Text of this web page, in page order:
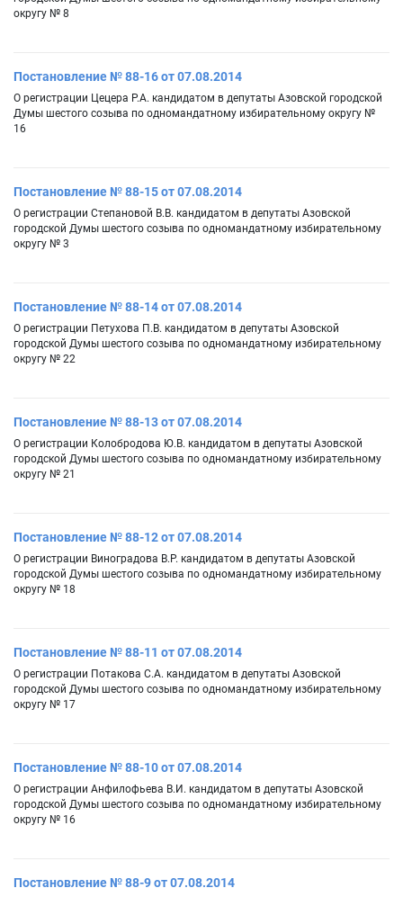
округу № 8
Постановление № 88-16 от 07.08.2014
О регистрации Цецера Р.А. кандидатом в депутаты Азовской городской
Думы шестого созыва по одномандатному избирательному округу №
16
Постановление № 88-15 от 07.08.2014
О регистрации Степановой В.В. кандидатом в депутаты Азовской
городской Думы шестого созыва по одномандатному избирательному
округу № 3
Постановление № 88-14 от 07.08.2014
О регистрации Петухова П.В. кандидатом в депутаты Азовской
городской Думы шестого созыва по одномандатному избирательному
округу № 22
Постановление № 88-13 от 07.08.2014
О регистрации Колобродова Ю.В. кандидатом в депутаты Азовской
городской Думы шестого созыва по одномандатному избирательному
округу № 21
Постановление № 88-12 от 07.08.2014
О регистрации Виноградова В.Р. кандидатом в депутаты Азовской
городской Думы шестого созыва по одномандатному избирательному
округу № 18
Постановление № 88-11 от 07.08.2014
О регистрации Потакова С.А. кандидатом в депутаты Азовской
городской Думы шестого созыва по одномандатному избирательному
округу № 17
Постановление № 88-10 от 07.08.2014
О регистрации Анфилофьева В.И. кандидатом в депутаты Азовской
городской Думы шестого созыва по одномандатному избирательному
округу № 16
Постановление № 88-9 от 07.08.2014